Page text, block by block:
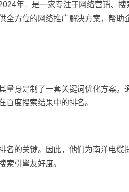
年，是一家专注于网络营销、
全方位的网络推广解决方案，帮助
量身定制了一套关键词优化方案
百度搜索结果中的排名。
名的关键。因此，他们为南洋电
索引擎友好度。